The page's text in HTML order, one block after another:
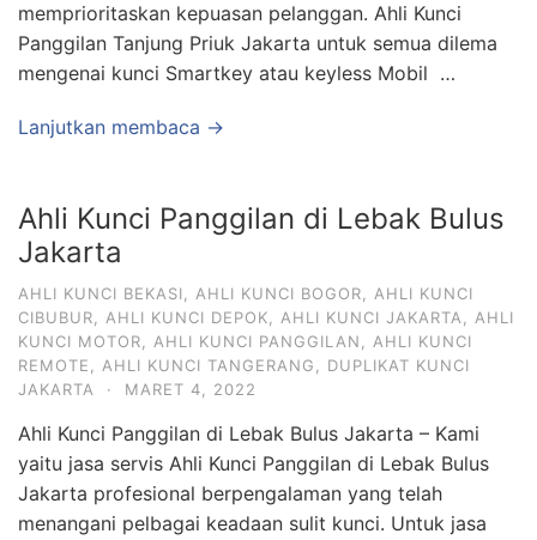
memprioritaskan kepuasan pelanggan. Ahli Kunci
Panggilan Tanjung Priuk Jakarta untuk semua dilema
mengenai kunci Smartkey atau keyless Mobil …
Lanjutkan membaca →
Ahli Kunci Panggilan di Lebak Bulus
Jakarta
AHLI KUNCI BEKASI AHLI KUNCI BOGOR
AHLI KUNCI
CIBUBUR
AHLI KUNCI DEPOK AHLI KUNCI JAKARTA
AHLI
KUNCI MOTOR
AHLI KUNCI PANGGILAN
AHLI KUNCI
REMOTE
AHLI KUNCI TANGERANG
DUPLIKAT KUNCI
JAKARTA
· MARET 4, 2022
Ahli Kunci Panggilan di Lebak Bulus Jakarta – Kami
yaitu jasa servis Ahli Kunci Panggilan di Lebak Bulus
Jakarta profesional berpengalaman yang telah
menangani pelbagai keadaan sulit kunci. Untuk jasa